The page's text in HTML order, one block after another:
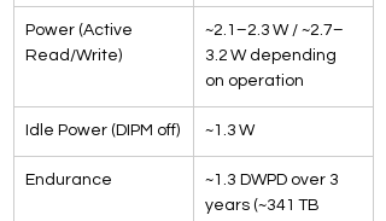
Power (Active
Read/Write)
~2.1–2.3 W / ~2.7–
3.2 W depending
on operation
Idle Power (DIPM off) ~1.3 W
Endurance
~1.3 DWPD over 3
years (~341 TB